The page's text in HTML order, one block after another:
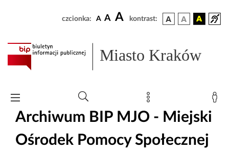
czcionka: A A A kontrast:
Miasto Kraków
Archiwum BIP MJO - Miejski
Ośrodek Pomocy Społecznej